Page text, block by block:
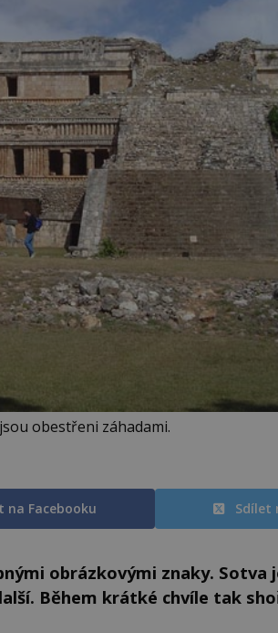
obestřeni záhadami.
na Facebooku Sdílet
obrázkovými znaky. Sotva
Během krátké chvíle tak